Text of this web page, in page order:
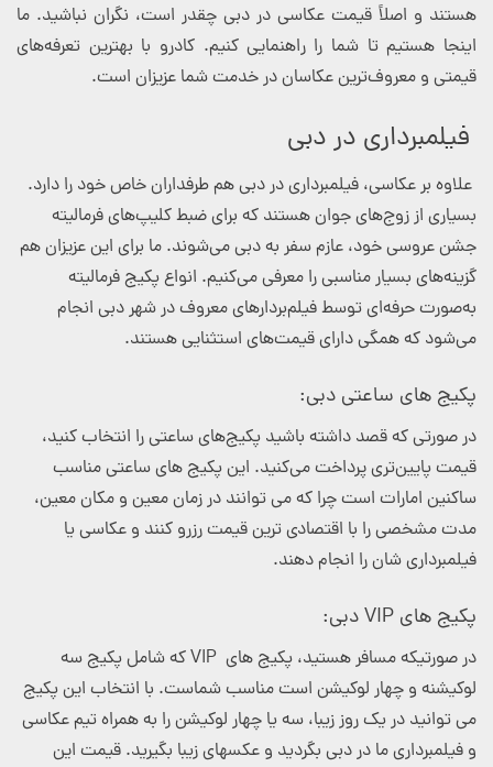
هستند و اصلاً قیمت عکاسی در دبی چقدر است، نگران نباشید. ما
اینجا هستیم تا شما را راهنمایی کنیم. کادرو با بهترین تعرفه‌های
قیمتی و معروف‌ترین عکاسان در خدمت شما عزیزان است.
فیلمبرداری در دبی
علاوه بر عکاسی، فیلمبرداری در دبی هم طرفداران خاص خود را دارد.
بسیاری از زوج‌های جوان هستند که برای ضبط کلیپ‌های فرمالیته
جشن عروسی خود، عازم سفر به دبی می‌شوند. ما برای این عزیزان هم
گزینه‌های بسیار مناسبی را معرفی می‌کنیم. انواع پکیج فرمالیته
به‌صورت حرفه‌ای توسط فیلم‌بردارهای معروف در شهر دبی انجام
می‌شود که همگی دارای قیمت‌های استثنایی هستند.
پکیج های ساعتی دبی:
در صورتی که قصد داشته باشید پکیج‌های ساعتی را انتخاب کنید،
قیمت پایین‌تری پرداخت می‌کنید. این پکیج های ساعتی مناسب
ساکنین امارات است چرا که می توانند در زمان معین و مکان معین،
مدت مشخصی را با اقتصادی ترین قیمت رزرو کنند و عکاسی یا
فیلمبرداری شان را انجام دهند.
پکیج های VIP دبی:
در صورتیکه مسافر هستید، پکیج های VIPکه شامل پکیج سه
لوکیشنه و چهار لوکیشن است مناسب شماست. با انتخاب این پکیج
می توانید در یک روز زیبا، سه یا چهار لوکیشن را به همراه تیم عکاسی
و فیلمبرداری ما در دبی بگردید و عکسهای زیبا بگیرید. قیمت این